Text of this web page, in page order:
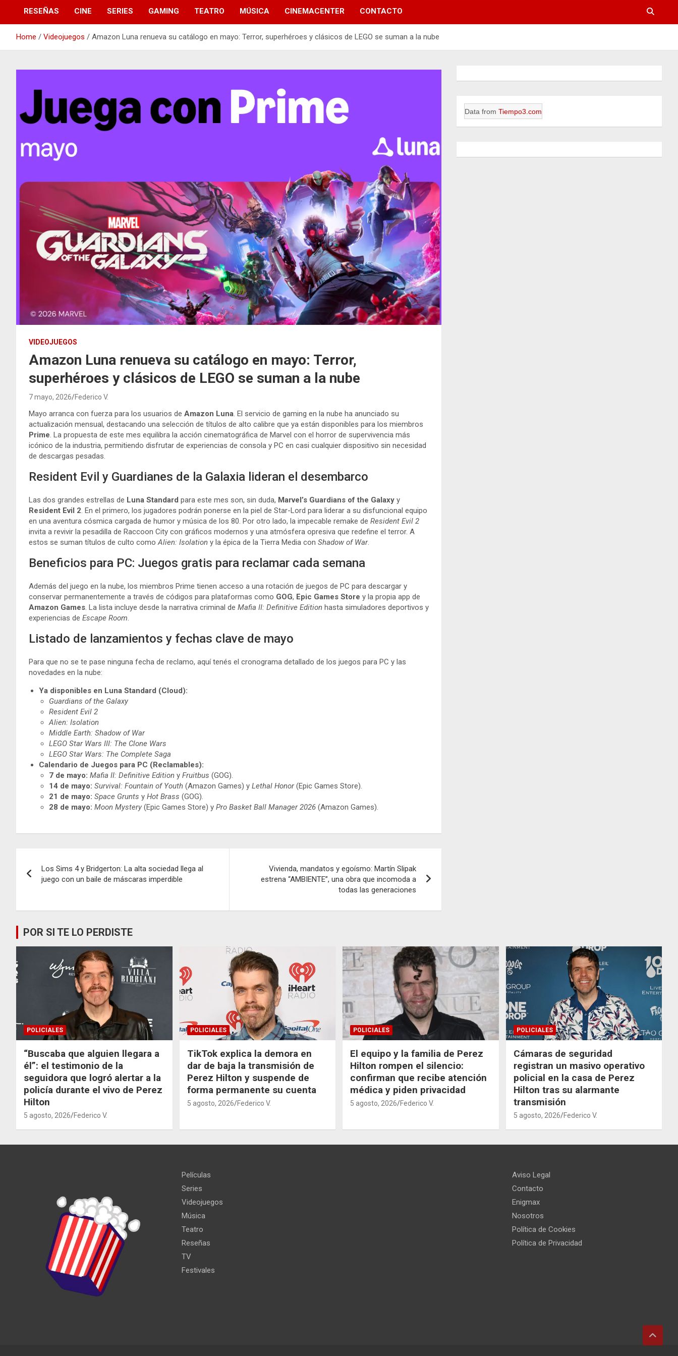
RESEÑAS CINE SERIES GAMING TEATRO MÚSICA CINEMACENTER CONTACTO
Home Videojuegos Amazon Luna renueva su catálogo en mayo: Terror, superhéroes y clásicos de LEGO se suman a la nube
VIDEOJUEGOS
Amazon Luna renueva su catálogo en mayo: Terror,
superhéroes y clásicos de LEGO se suman a la nube
7 mayo, 2026 Federico V.
Mayo arranca con fuerza para los usuarios de Amazon Luna. El servicio de gaming en la nube ha anunciado su
actualización mensual, destacando una selección de títulos de alto calibre que ya están disponibles para los miembros
Prime. La propuesta de este mes equilibra la acción cinematográfica de Marvel con el horror de supervivencia más
icónico de la industria, permitiendo disfrutar de experiencias de consola y PC en casi cualquier dispositivo sin necesidad
de descargas pesadas.
Resident Evil y Guardianes de la Galaxia lideran el desembarco
Las dos grandes estrellas de Luna Standard para este mes son, sin duda, Marvel’s Guardians of the Galaxy y
Resident Evil 2. En el primero, los jugadores podrán ponerse en la piel de Star-Lord para liderar a su disfuncional equipo
en una aventura cósmica cargada de humor y música de los 80. Por otro lado, la impecable remake de Resident Evil 2
invita a revivir la pesadilla de Raccoon City con gráficos modernos y una atmósfera opresiva que redefine el terror. A
estos se suman títulos de culto comoAlien: Isolation y la épica de la Tierra Media con Shadow of War.
Beneficios para PC: Juegos gratis para reclamar cada semana
Además del juego en la nube, los miembros Prime tienen acceso a una rotación de juegos de PC para descargar y
conservar permanentemente a través de códigos para plataformas como GOG, Epic Games Store y la propia app de
Amazon Games. La lista incluye desde la narrativa criminal de Mafia II: Definitive Edition hasta simuladores deportivos y
experiencias de Escape Room.
Listado de lanzamientos y fechas clave de mayo
Para que no se te pase ninguna fecha de reclamo, aquí tenés el cronograma detallado de los juegos para PC y las
novedades en la nube:
Ya disponibles en Luna Standard (Cloud):
Guardians of the Galaxy
Resident Evil 2
Alien: Isolation
Middle Earth: Shadow of War
LEGO Star Wars III: The Clone Wars
LEGO Star Wars: The Complete Saga
Calendario de Juegos para PC (Reclamables):
7 de mayo: Mafia II: Definitive Edition y Fruitbus (GOG).
14 de mayo: Survival: Fountain of Youth (Amazon Games) y Lethal Honor(Epic Games Store).
21 de mayo: Space Grunts y Hot Brass (GOG).
28 de mayo: Moon Mystery (Epic Games Store) y Pro Basket Ball Manager 2026 (Amazon Games).
de
Los Sims 4 y Bridgerton: La alta sociedad llega al
juego con un baile de máscaras imperdible
Vivienda, mandatos y egoísmo: Martín Slipak
estrena “AMBIENTE”, una obra que incomoda a
todas las generaciones
Data fromTiempo3.com
POR SI TE LO PERDISTE
POLICIALES
“Buscaba que alguien llegara a
él”: el testimonio de la
seguidora que logró alertar a la
policía durante el vivo de Perez
Hilton
5 agosto, 2026 Federico V.
POLICIALES
TikTok explica la demora en
dar de baja la transmisión de
Perez Hilton y suspende de
forma permanente su cuenta
5 agosto, 2026 Federico V.
POLICIALES
El equipo y la familia de Perez
Hilton rompen el silencio:
confirman que recibe atención
médica y piden privacidad
5 agosto, 2026 Federico V.
POLICIALES
Cámaras de seguridad
registran un masivo operativo
policial en la casa de Perez
Hilton tras su alarmante
transmisión
5 agosto, 2026 Federico V.
Películas
Series
Videojuegos
Música
Teatro
Reseñas
TV
Festivales
Aviso Legal
Contacto
Enigmax
Nosotros
Política de Cookies
Política de Privacidad